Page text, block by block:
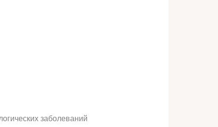
заболеваний